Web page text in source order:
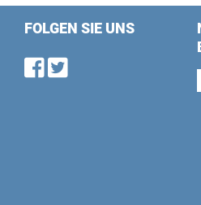
FOLGEN SIE UNS
Find us on
Follow us on